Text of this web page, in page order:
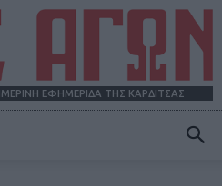
ΕΦΗΜΕΡΙΔΑ ΤΗΣ ΚΑΡΔΙΤΣΑΣ